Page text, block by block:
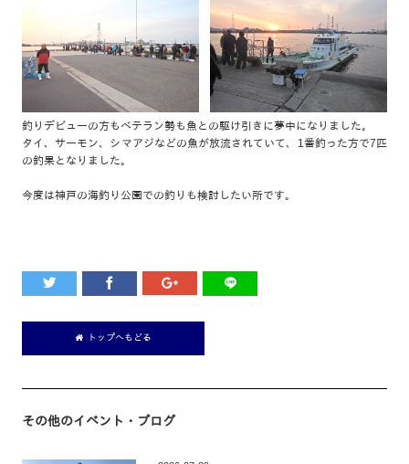
釣りデビューの方もベテラン勢も魚との駆け引きに夢中になりました。
タイ、サーモン、シマアジなどの魚が放流されていて、1番釣った方で7匹
の釣果となりました。
今度は神戸の海釣り公園での釣りも検討したい所です。
トップへもどる
その他のイベント ・ブログ